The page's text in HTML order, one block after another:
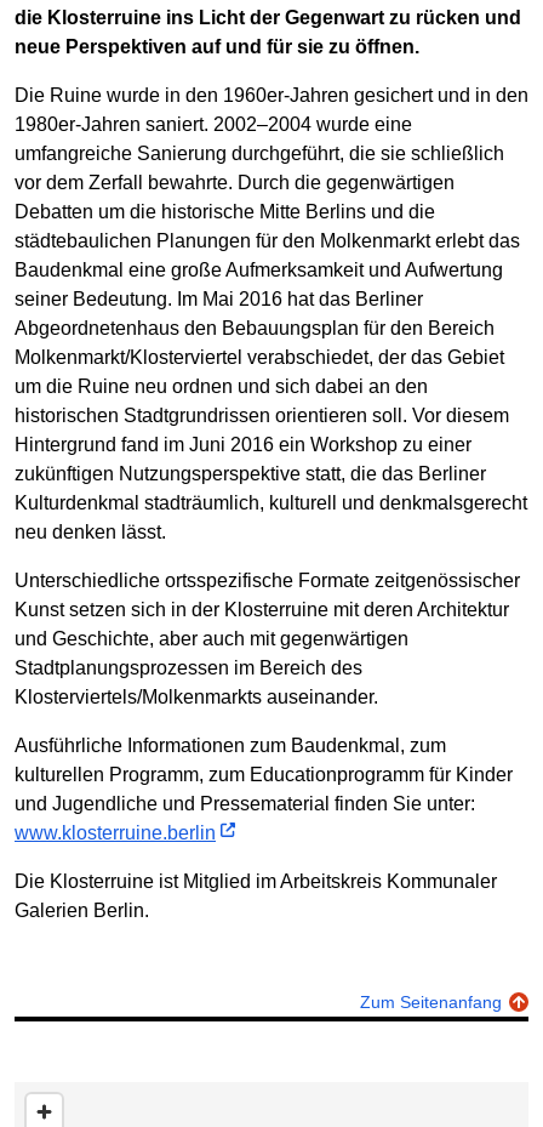
die Klosterruine ins Licht der Gegenwart zu rücken und
neue Perspektiven auf und für sie zu öffnen.
Die Ruine wurde in den 1960er-Jahren gesichert und in den
1980er-Jahren saniert. 2002–2004 wurde eine
umfangreiche Sanierung durchgeführt, die sie schließlich
vor dem Zerfall bewahrte. Durch die gegenwärtigen
Debatten um die historische Mitte Berlins und die
städtebaulichen Planungen für den Molkenmarkt erlebt das
Baudenkmal eine große Aufmerksamkeit und Aufwertung
seiner Bedeutung. Im Mai 2016 hat das Berliner
Abgeordnetenhaus den Bebauungsplan für den Bereich
Molkenmarkt/Klosterviertel verabschiedet, der das Gebiet
um die Ruine neu ordnen und sich dabei an den
historischen Stadtgrundrissen orientieren soll. Vor diesem
Hintergrund fand im Juni 2016 ein Workshop zu einer
zukünftigen Nutzungsperspektive statt, die das Berliner
Kulturdenkmal stadträumlich, kulturell und denkmalsgerecht
neu denken lässt.
Unterschiedliche ortsspezifische Formate zeitgenössischer
Kunst setzen sich in der Klosterruine mit deren Architektur
und Geschichte, aber auch mit gegenwärtigen
Stadtplanungsprozessen im Bereich des
Klosterviertels/Molkenmarkts auseinander.
Ausführliche Informationen zum Baudenkmal, zum
kulturellen Programm, zum Educationprogramm für Kinder
und Jugendliche und Pressematerial finden Sie unter:
www.klosterruine.berlin
Die Klosterruine ist Mitglied im Arbeitskreis Kommunaler
Galerien Berlin.
Zum Seitenanfang
Karte überspringen